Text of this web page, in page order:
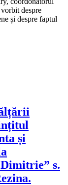
despre
și despre faptul
și
s.